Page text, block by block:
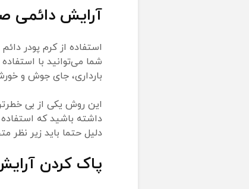
آرایش دائمی
استفاده از کرم پودر
شما می‌توانید با
بارداری، جای جوش و
این روش یکی از بی
داشته باشید که
دلیل حتما باید زیر
پاک کردن